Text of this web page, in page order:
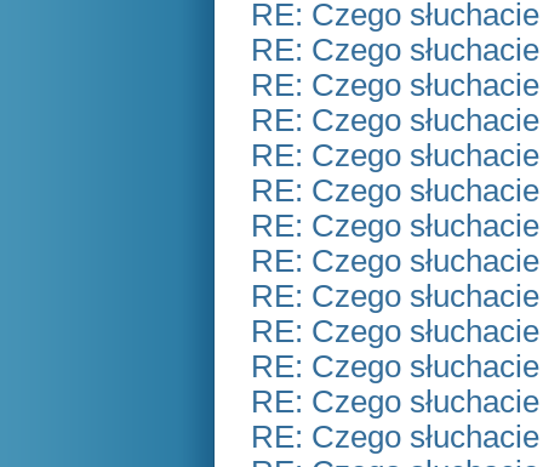
RE: Czego
RE: Czego
RE: Czego
RE: Czego
RE: Czego
RE: Czego
RE: Czego
RE: Czego
RE: Czego
RE: Czego
RE: Czego
RE: Czego
RE: Czego